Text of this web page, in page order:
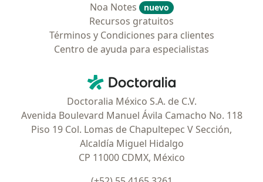
Noa Notes
nuevo
Recursos gratuitos
Términos y Condiciones para clientes
Centro de ayuda para especialistas
Doctoralia - Página de inicio
Doctoralia México S.A. de C.V.
Avenida Boulevard Manuel Ávila Camacho No. 118
Piso 19 Col. Lomas de Chapultepec V Sección,
Alcaldía Miguel Hidalgo
CP 11000 CDMX, México